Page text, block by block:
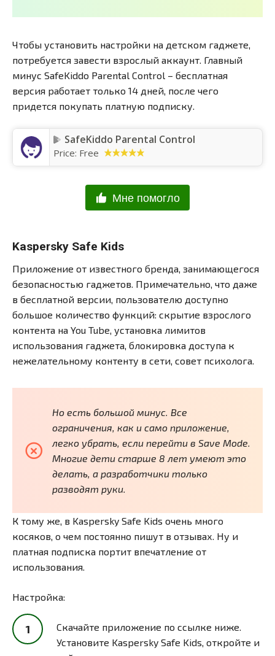
Чтобы установить настройки на детском гаджете,
потребуется завести взрослый аккаунт. Главный
минус SafeKiddo Parental Control – бесплатная
версия работает только 14 дней, после чего
придется покупать платную подписку.
SafeKiddo Parental Control
Price: Free
Мне помогло
Kaspersky Safe Kids
Приложение от известного бренда, занимающегося
безопасностью гаджетов. Примечательно, что даже
в бесплатной версии, пользователю доступно
большое количество функций: скрытие взрослого
контента на You Tube, установка лимитов
использования гаджета, блокировка доступа к
нежелательному контенту в сети, совет психолога.
Но есть большой минус. Все
ограничения, как и само приложение,
легко убрать, если перейти в Save Mode.
Многие дети старше 8 лет умеют это
делать, а разработчики только
разводят руки.
К тому же, в Kaspersky Safe Kids очень много
косяков, о чем постоянно пишут в отзывах. Ну и
платная подписка портит впечатление от
использования.
Настройка:
Скачайте приложение по ссылке ниже.
Установите Kaspersky Safe Kids, откройте и